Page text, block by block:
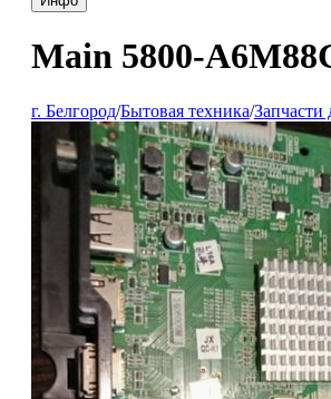
Main 5800-
г. Белгород/Бытовая техника/Запчасти